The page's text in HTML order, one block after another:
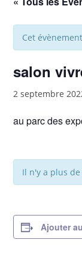
Cet
salon
2 septembre
au parc des
Il n'y a plus
Ajouter